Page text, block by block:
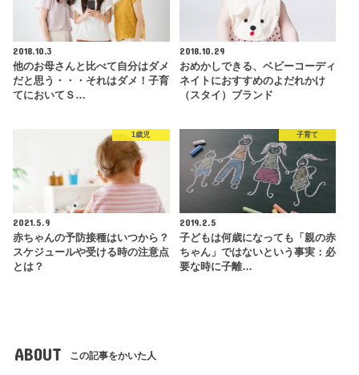
2018.10.3
他のお母さんと比べて自分はダメ
だと思う・・・それはダメ！子育
てにおいてＳ…
2018.10.29
おめかしできる、ベビーコーディ
ネイトにおすすめのよだれかけ
（スタイ）ブランド
1歳児
2021.5.9
赤ちゃんの予防接種はいつから？
スケジュールや受ける時の注意点
とは？
子育て
2019.2.5
子どもは何歳になっても「親の赤
ちゃん」ではないという事実：必
要な時に子離…
ABOUT この記事をかいた人